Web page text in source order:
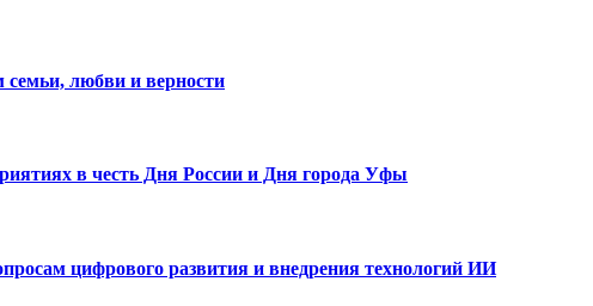
семьи, любви и верности
в честь Дня России и Дня города Уфы
цифрового развития и внедрения технологий ИИ